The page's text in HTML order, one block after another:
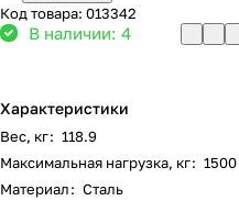
Код товара: 013342
В наличии: 4
Характеристики
Вес, кг: 118.9
Максимальная нагрузка, кг: 1500
Материал: Сталь